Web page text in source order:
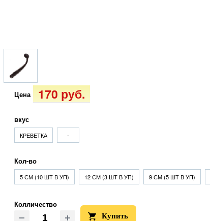
Цена 170 руб.
вкус
КРЕВЕТКА -
Кол-во
5 СМ (10 ШТ В УП) 12 СМ (3 ШТ В УП) 9 СМ (5 ШТ В УП)
Колличество
Купить